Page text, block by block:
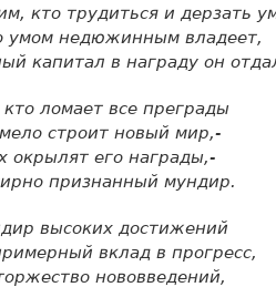
кто трудиться и дерзать
умом недюжинным владеет,
капитал в награду он
кто ломает все преграды
строит новый мир,-
окрылят его награды,-
признанный мундир.
высоких достижений
вклад в прогресс,
нововведений,